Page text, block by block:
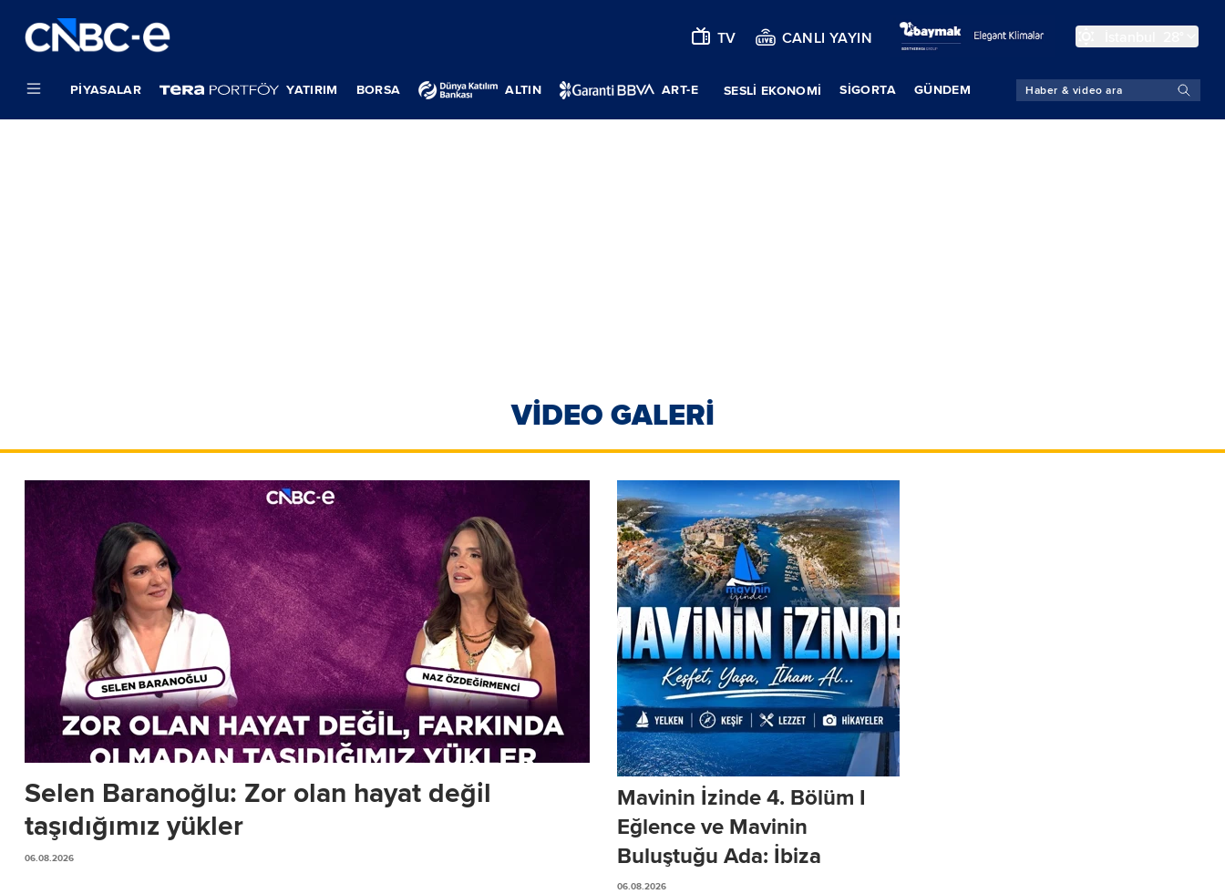
TV CANLI YAYIN
PIYASALAR YATIRIM BORSA ALTIN ART-E SESLİ EKONOMİ SIGORTA GÜNDEM
VİDEO GALERİ
Selen Baranoğlu: Zor olan hayat değil
taşıdığımız yükler
06.08.2026
Mavinin İzinde 4. Bölüm I
Eğlence ve Mavinin
Buluştuğu Ada: İbiza
06.08.2026